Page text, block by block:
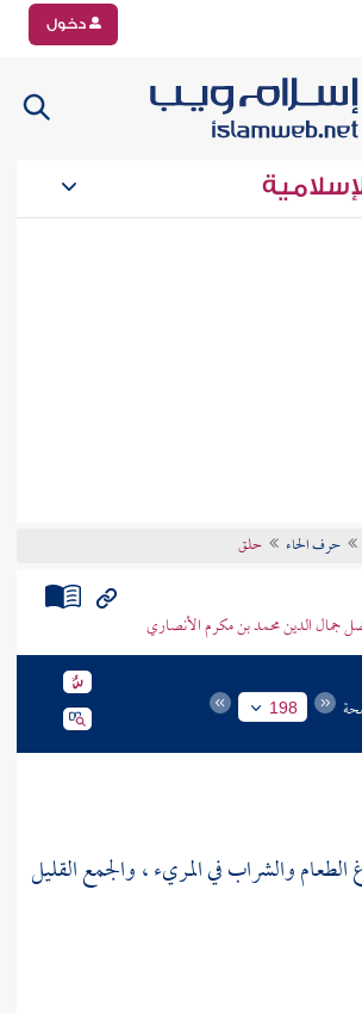
دخول
حرف الحاء حلق
جمال الدين محمد بن مكرم الأنصاري
198
والشراب في المريء ، والجمع القليل